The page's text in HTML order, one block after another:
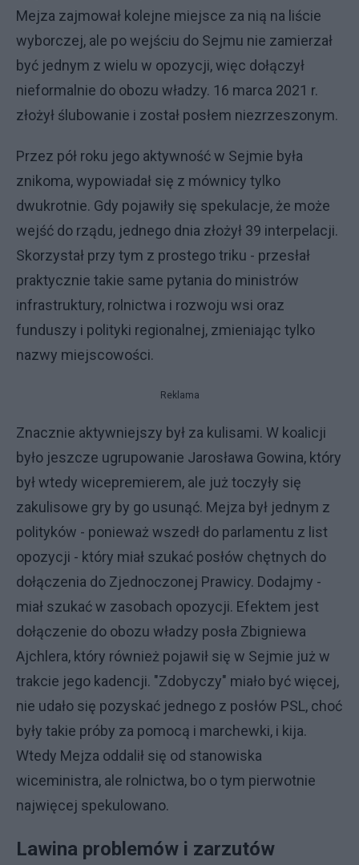
Mejza zajmował kolejne miejsce za nią na liście
wyborczej, ale po wejściu do Sejmu nie zamierzał
być jednym z wielu w opozycji, więc dołączył
nieformalnie do obozu władzy. 16 marca 2021 r.
złożył ślubowanie i został posłem niezrzeszonym.
Przez pół roku jego aktywność w Sejmie była
znikoma, wypowiadał się z mównicy tylko
dwukrotnie. Gdy pojawiły się spekulacje, że może
wejść do rządu, jednego dnia złożył 39 interpelacji.
Skorzystał przy tym z prostego triku - przesłał
praktycznie takie same pytania do ministrów
infrastruktury, rolnictwa i rozwoju wsi oraz
funduszy i polityki regionalnej, zmieniając tylko
nazwy miejscowości.
Reklama
Znacznie aktywniejszy był za kulisami. W koalicji
było jeszcze ugrupowanie Jarosława Gowina, który
był wtedy wicepremierem, ale już toczyły się
zakulisowe gry by go usunąć. Mejza był jednym z
polityków - ponieważ wszedł do parlamentu z list
opozycji - który miał szukać posłów chętnych do
dołączenia do Zjednoczonej Prawicy. Dodajmy -
miał szukać w zasobach opozycji. Efektem jest
dołączenie do obozu władzy posła Zbigniewa
Ajchlera, który również pojawił się w Sejmie już w
trakcie jego kadencji. "Zdobyczy" miało być więcej,
nie udało się pozyskać jednego z posłów PSL, choć
były takie próby za pomocą i marchewki, i kija.
Wtedy Mejza oddalił się od stanowiska
wiceministra, ale rolnictwa, bo o tym pierwotnie
najwięcej spekulowano.
Lawina problemów i zarzutów